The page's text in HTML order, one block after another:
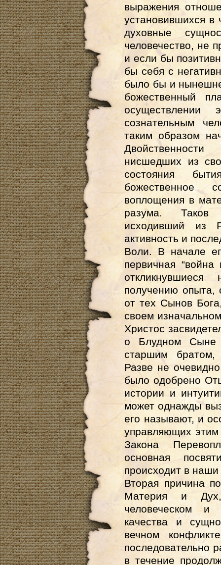
выражения
установившихся в
духовные
человечество, не
и если бы
бы себя с
было бы и
божественный
сознательным
таким образом
нисшедших из
состояния
божественное
воплощения в
разума.
исходивший из
активность и
Воли. В начале
первичная
получению опыта,
от тех Сынов
своем
Христос
о Блудном Сыне
старшим
Разве не
было одобрено
истории и
может однажды
его называют, и
управляющих
Закона
основная
происходит в
Вторая причина
Материя и
человеческом
качества и
вечном
последовательно
в течение